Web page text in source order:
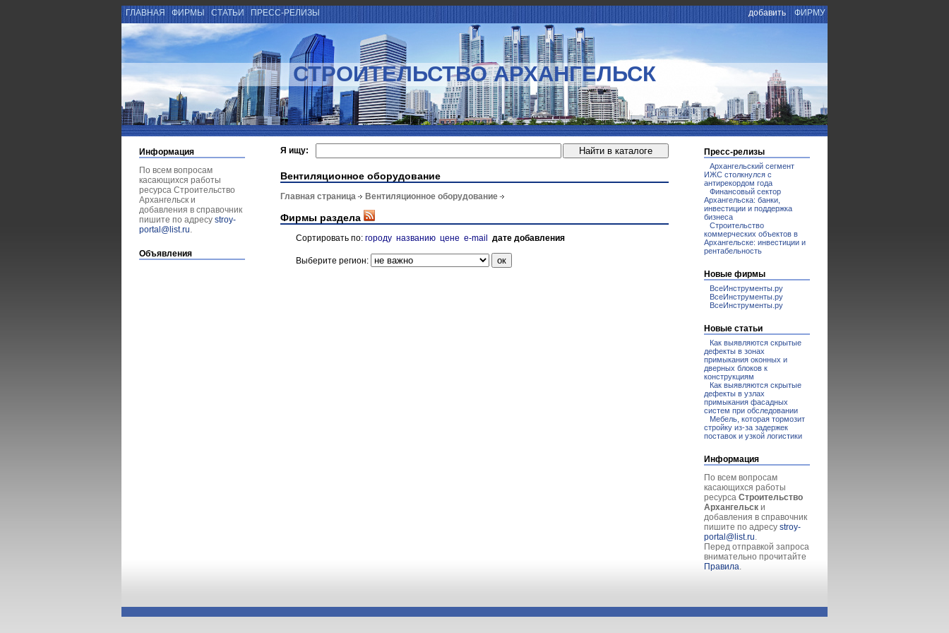
ГЛАВНАЯ ФИРМЫ СТАТЬИ ПРЕСС-РЕЛИЗЫ добавить ФИРМУ
СТРОИТЕЛЬСТВО АРХАНГЕЛЬСК
Информация
По всем вопросам
касающихся работы
ресурса Строительство
Архангельск и
добавления в справочник
пишите по адресу stroy-
portal@list.ru.
Объявления
Я ищу:
Вентиляционное оборудование
Главная страница Вентиляционное оборудование
Фирмы раздела
Сортировать по: городу названию цене e-mail дате добавления
Выберите регион:
Пресс-релизы
Архангельский сегмент
ИЖС столкнулся с
антирекордом года
Финансовый сектор
Архангельска: банки,
инвестиции и поддержка
бизнеса
Строительство
коммерческих объектов в
Архангельске: инвестиции и
рентабельность
Новые фирмы
ВсеИнструменты.ру
ВсеИнструменты.ру
ВсеИнструменты.ру
Новые статьи
Как выявляются скрытые
дефекты в зонах
примыкания оконных и
дверных блоков к
конструкциям
Как выявляются скрытые
дефекты в узлах
примыкания фасадных
систем при обследовании
Мебель, которая тормозит
стройку из-за задержек
поставок и узкой логистики
Информация
По всем вопросам
касающихся работы
ресурса Строительство
Архангельск и
добавления в справочник
пишите по адресу stroy-
portal@list.ru.
Перед отправкой запроса
внимательно прочитайте
Правила.